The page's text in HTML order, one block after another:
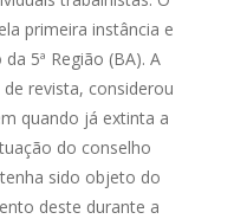
primeira instância e
5ª Região (BA). A
revista, considerou
quando já extinta a
do conselho
sido objeto do
deste durante a